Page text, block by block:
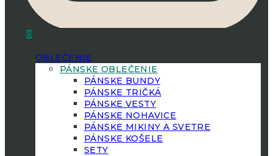
0
OBLEČENIE
PÁNSKE OBLEČENIE
PÁNSKE BUNDY
PÁNSKE TRIČKÁ
PÁNSKE VESTY
PÁNSKE NOHAVICE
PÁNSKE MIKINY A SVETRE
PÁNSKE KOŠELE
SETY